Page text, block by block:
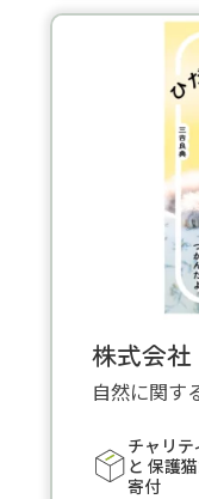
株式会
自然に関す
チャリ
と 保護
寄付